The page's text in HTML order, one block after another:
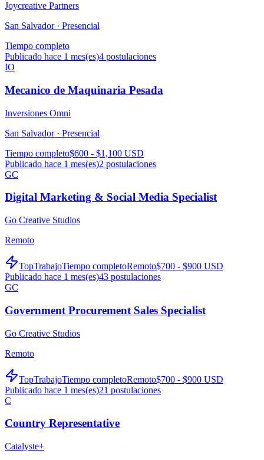
Joycreative Partners
San Salvador · Presencial
Tiempo completo
Publicado hace 1 mes(es)4 postulaciones
IO
Mecanico de Maquinaria Pesada
Inversiones Omni
San Salvador · Presencial
Tiempo completo$600 - $1,100 USD
Publicado hace 1 mes(es)2 postulaciones
GC
Digital Marketing & Social Media Specialist
Go Creative Studios
Remoto
TopTrabajoTiempo completoRemoto$700 - $900 USD
Publicado hace 1 mes(es)43 postulaciones
GC
Government Procurement Sales Specialist
Go Creative Studios
Remoto
TopTrabajoTiempo completoRemoto$700 - $900 USD
Publicado hace 1 mes(es)21 postulaciones
C
Country Representative
Catalyste+